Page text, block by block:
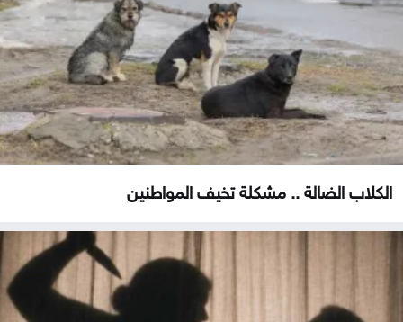
الكلاب الضالة .. مشكلة تخيف المواطنين